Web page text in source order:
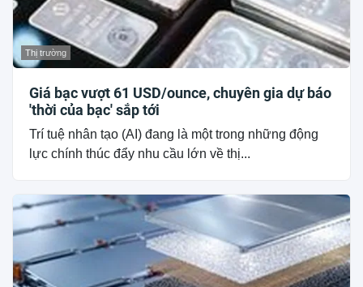
Thị trường
Giá bạc vượt 61 USD/ounce, chuyên gia dự báo
'thời của bạc' sắp tới
Trí tuệ nhân tạo (AI) đang là một trong những động
lực chính thúc đẩy nhu cầu lớn về thị...